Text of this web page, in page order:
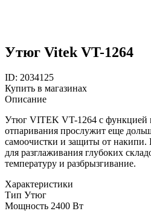
Утюг Vitek VT-1264
ID: 2034125
Купить в магазинах
Описание
Утюг VITEK VT-1264 с функцией
отпаривания прослужит еще
самоочистки и защиты от накипи.
для разглаживания глубоких
температуру и разбрызгивание.
Характеристики
Тип Утюг
Мощность 2400 Вт